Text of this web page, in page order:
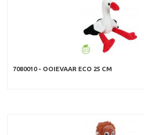
7080010 - OOIEVAAR ECO 25 CM